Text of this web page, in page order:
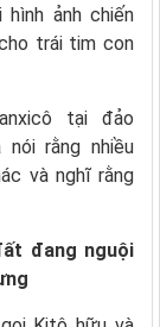
ảnh chiến
trái tim con
tại đảo
nói rằng nhiều
và nghĩ rằng
đang nguội